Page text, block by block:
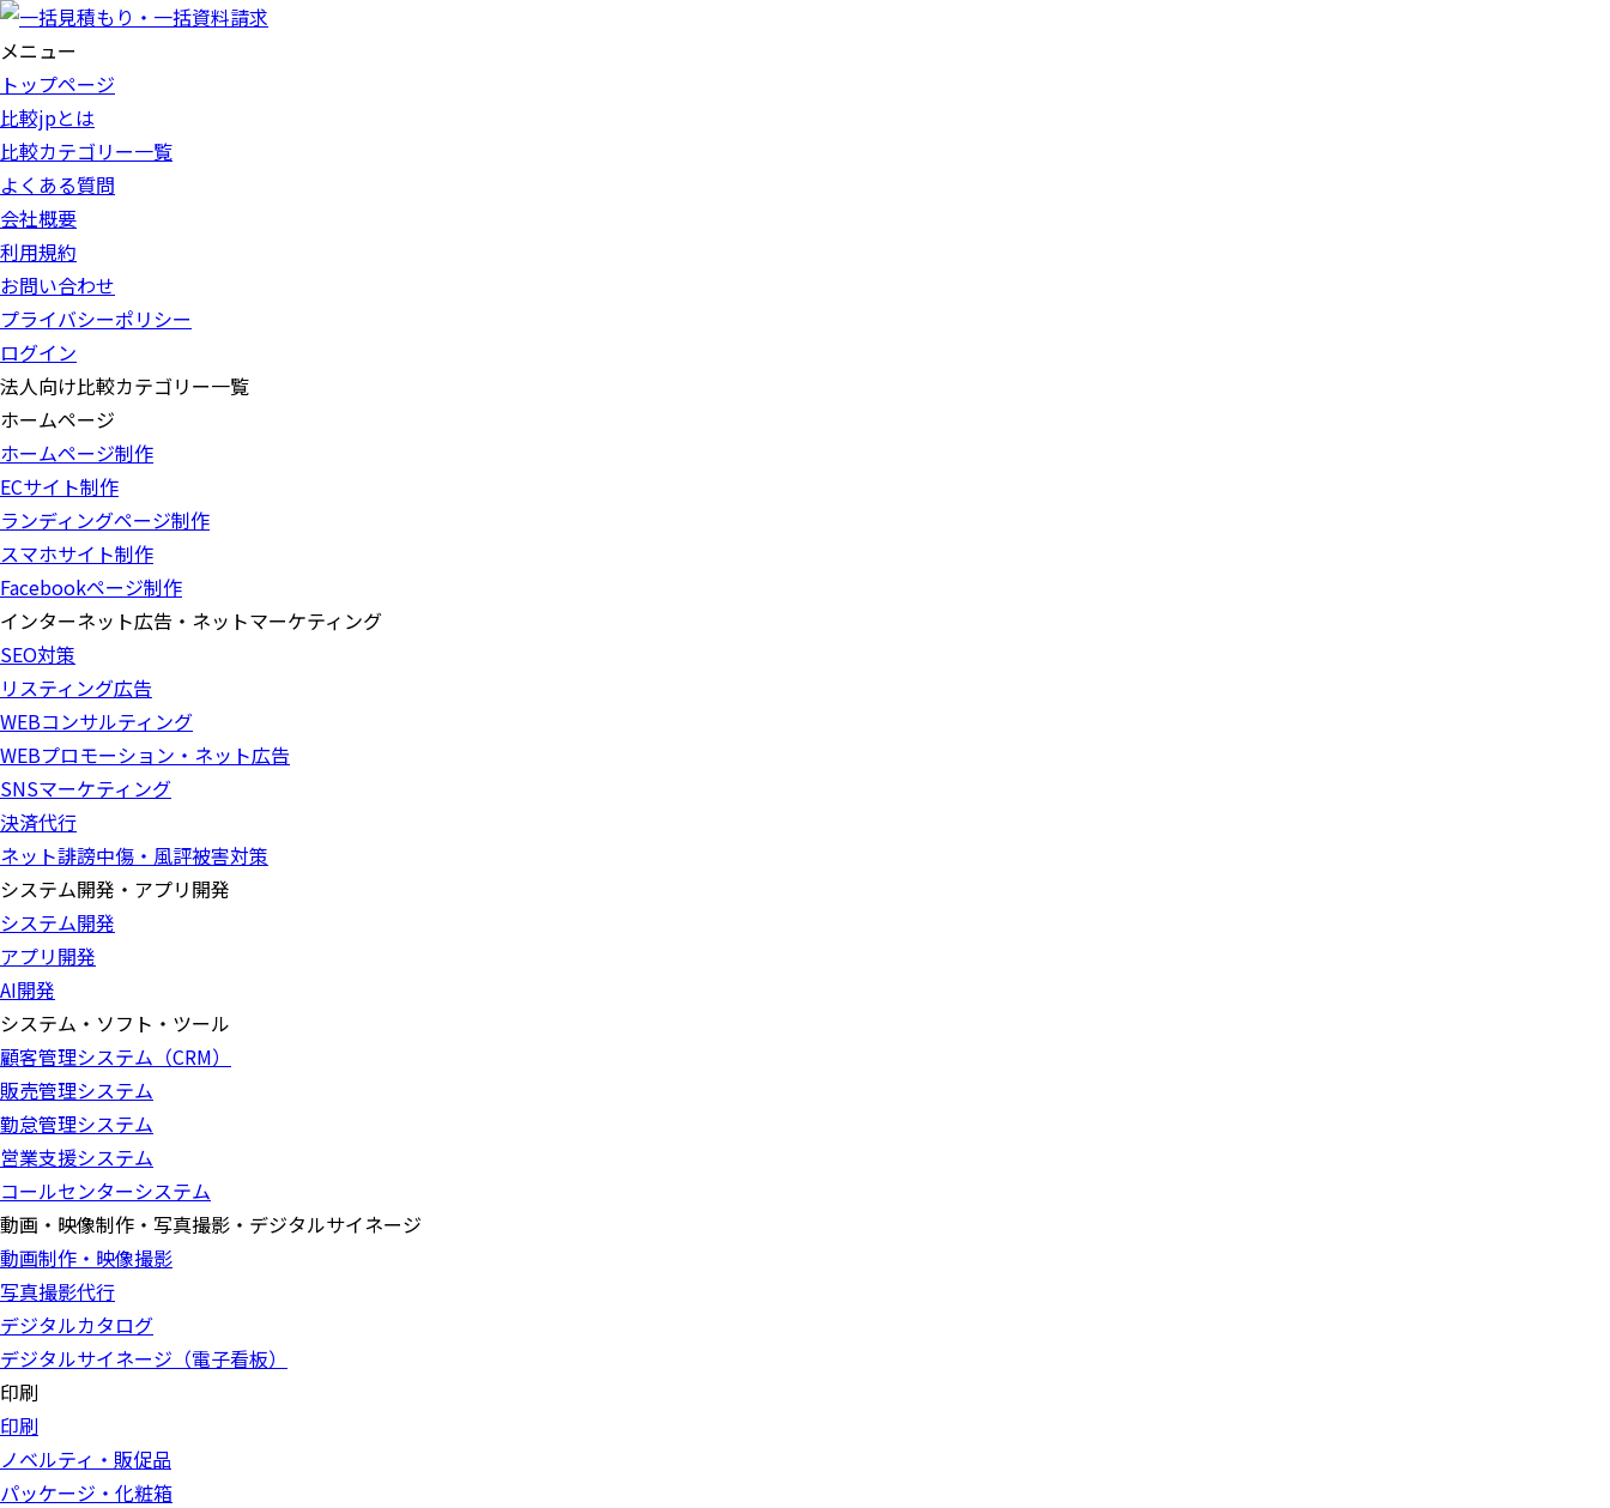
メニュー
トップページ
比較jpとは
比較カテゴリー一覧
よくある質問
会社概要
利用規約
お問い合わせ
プライバシーポリシー
ログイン
法人向け比較カテゴリー一覧
ホームページ
ホームページ制作
ECサイト制作
ランディングページ制作
スマホサイト制作
Facebookページ制作
インターネット広告・ネットマーケティング
SEO対策
リスティング広告
WEBコンサルティング
WEBプロモーション・ネット広告
SNSマーケティング
決済代行
ネット誹謗中傷・風評被害対策
システム開発・アプリ開発
システム開発
アプリ開発
AI開発
システム・ソフト・ツール
顧客管理システム（CRM）
販売管理システム
勤怠管理システム
営業支援システム
コールセンターシステム
動画・映像制作・写真撮影・デジタルサイネージ
動画制作・映像撮影
写真撮影代行
デジタルカタログ
デジタルサイネージ（電子看板）
印刷
印刷
ノベルティ・販促品
パッケージ・化粧箱